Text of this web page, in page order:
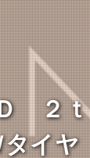
Ｄ ２
イ